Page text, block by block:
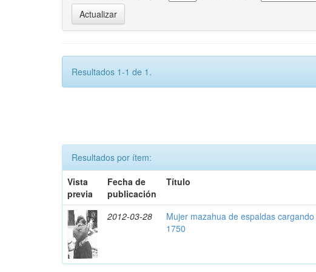
Resultados 1-1 de 1.
Resultados por ítem:
Vista
previa
Fecha de
publicación
Título
2012-03-28
Mujer mazahua de espaldas
1750